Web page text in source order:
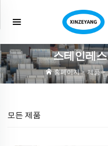
스테인레
홈페이지>제품>
모든 제품